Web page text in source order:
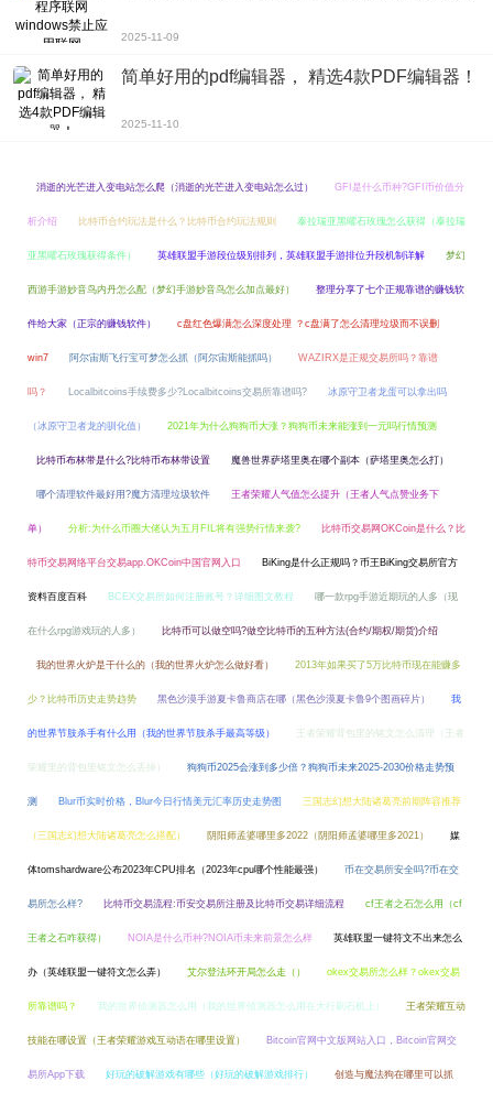
2025-11-09
简单好用的pdf编辑器， 精选4款PDF编辑器！
2025-11-10
消逝的光芒进入变电站怎么爬（消逝的光芒进入变电站怎么过） GFI是什么币种?GFI币价值分
析介绍 比特币合约玩法是什么？比特币合约玩法规则 泰拉瑞亚黑曜石玫瑰怎么获得（泰拉瑞
亚黑曜石玫瑰获得条件） 英雄联盟手游段位级别排列，英雄联盟手游排位升段机制详解 梦幻
西游手游妙音鸟内丹怎么配（梦幻手游妙音鸟怎么加点最好） 整理分享了七个正规靠谱的赚钱软
件给大家（正宗的赚钱软件） c盘红色爆满怎么深度处理 ？c盘满了怎么清理垃圾而不误删
win7 阿尔宙斯飞行宝可梦怎么抓（阿尔宙斯能抓吗） WAZIRX是正规交易所吗？靠谱
吗？ Localbitcoins手续费多少?Localbitcoins交易所靠谱吗? 冰原守卫者龙蛋可以拿出吗
（冰原守卫者龙的驯化值） 2021年为什么狗狗币大涨？狗狗币未来能涨到一元吗行情预测
比特币布林带是什么?比特币布林带设置 魔兽世界萨塔里奥在哪个副本（萨塔里奥怎么打）
哪个清理软件最好用?魔方清理垃圾软件 王者荣耀人气值怎么提升（王者人气点赞业务下
单） 分析:为什么币圈大佬认为五月FIL将有强势行情来袭? 比特币交易网OKCoin是什么？比
特币交易网络平台交易app.OKCoin中国官网入口 BiKing是什么正规吗？币王BiKing交易所官方
资料百度百科 BCEX交易所如何注册账号？详细图文教程 哪一款rpg手游近期玩的人多（现
在什么rpg游戏玩的人多） 比特币可以做空吗?做空比特币的五种方法(合约/期权/期货)介绍
我的世界火炉是干什么的（我的世界火炉怎么做好看） 2013年如果买了5万比特币现在能赚多
少？比特币历史走势趋势 黑色沙漠手游夏卡鲁商店在哪（黑色沙漠夏卡鲁9个图画碎片） 我
的世界节肢杀手有什么用（我的世界节肢杀手最高等级） 王者荣耀背包里的铭文怎么清理（王者
荣耀里的背包里铭文怎么丢掉） 狗狗币2025会涨到多少倍？狗狗币未来2025-2030价格走势预
测 Blur币实时价格，Blur今日行情美元汇率历史走势图 三国志幻想大陆诸葛亮前期阵容推荐
（三国志幻想大陆诸葛亮怎么搭配） 阴阳师孟婆哪里多2022（阴阳师孟婆哪里多2021） 媒
体tomshardware公布2023年CPU排名（2023年cpu哪个性能最强） 币在交易所安全吗?币在交
易所怎么样? 比特币交易流程:币安交易所注册及比特币交易详细流程 cf王者之石怎么用（cf
王者之石咋获得） NOIA是什么币种?NOIA币未来前景怎么样 英雄联盟一键符文不出来怎么
办（英雄联盟一键符文怎么弄） 艾尔登法环开局怎么走（） okex交易所怎么样？okex交易
所靠谱吗？ 我的世界侦测器怎么用（我的世界侦测器怎么用在大行刷石机上） 王者荣耀互动
技能在哪设置（王者荣耀游戏互动语在哪里设置） Bitcoin官网中文版网站入口，Bitcoin官网交
易所App下载 好玩的破解游戏有哪些（好玩的破解游戏排行） 创造与魔法狗在哪里可以抓